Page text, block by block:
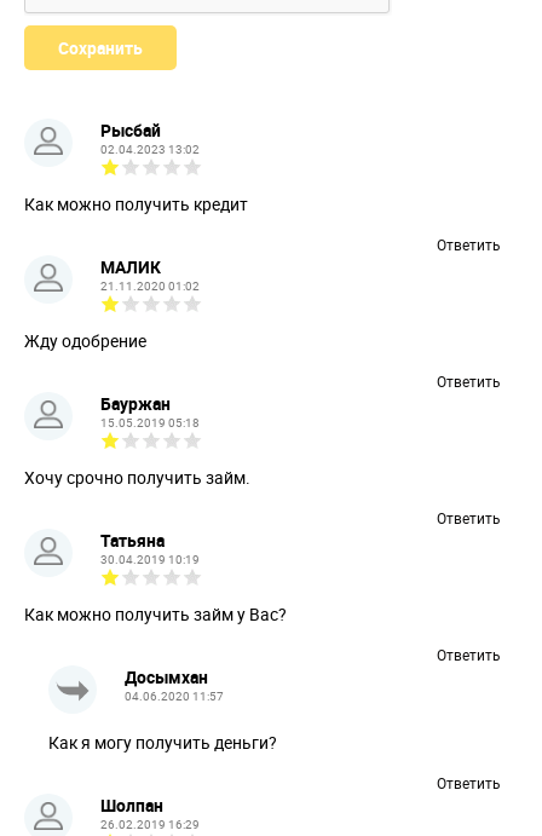
Рысбай
02.04.2023 13:02
Как можно получить кредит
Ответить
МАЛИК
21.11.2020 01:02
Жду одобрение
Ответить
Бауржан
15.05.2019 05:18
Хочу срочно получить займ.
Ответить
Татьяна
30.04.2019 10:19
Как можно получить займ у Вас?
Ответить
Досымхан
04.06.2020 11:57
Как я могу получить деньги?
Ответить
Шолпан
26.02.2019 16:29